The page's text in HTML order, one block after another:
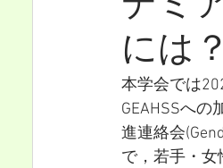
には
本学会では
GEAHSSへ
進連絡会
で，若手・